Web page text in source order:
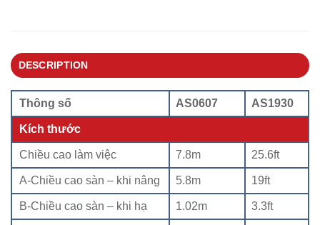
DESCRIPTION
Thông số AS0607 AS1930
Kích thước
Chiều cao làm việc 7.8m 25.6ft
A-Chiều cao sàn – khi nâng 5.8m 19ft
B-Chiều cao sàn – khi hạ 1.02m 3.3ft